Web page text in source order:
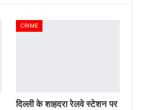
CRIME
दिल्ली के शाहदरा रेलवे स्टेशन पर